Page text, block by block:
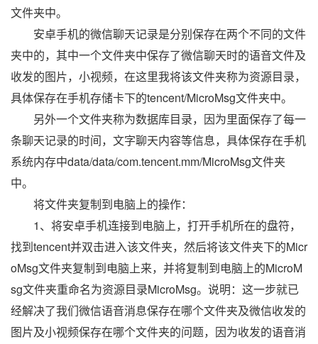
文件夹中。
安卓手机的微信聊天记录是分别保存在两个不同的文件
夹中的，其中一个文件夹中保存了微信聊天时的语音文件及
收发的图片，小视频，在这里我将该文件夹称为资源目录，
具体保存在手机存储卡下的tencent/MicroMsg文件夹中。
另外一个文件夹称为数据库目录，因为里面保存了每一
条聊天记录的时间，文字聊天内容等信息，具体保存在手机
系统内存中data/data/com.tencent.mm/MicroMsg文件夹
中。
将文件夹复制到电脑上的操作：
1、将安卓手机连接到电脑上，打开手机所在的盘符，
找到tencent并双击进入该文件夹，然后将该文件夹下的Micr
oMsg文件夹复制到电脑上来，并将复制到电脑上的MicroM
sg文件夹重命名为资源目录MicroMsg。说明：这一步就已
经解决了我们微信语音消息保存在哪个文件夹及微信收发的
图片及小视频保存在哪个文件夹的问题，因为收发的语音消